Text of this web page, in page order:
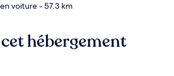
voiture- 57.3 km
hébergement